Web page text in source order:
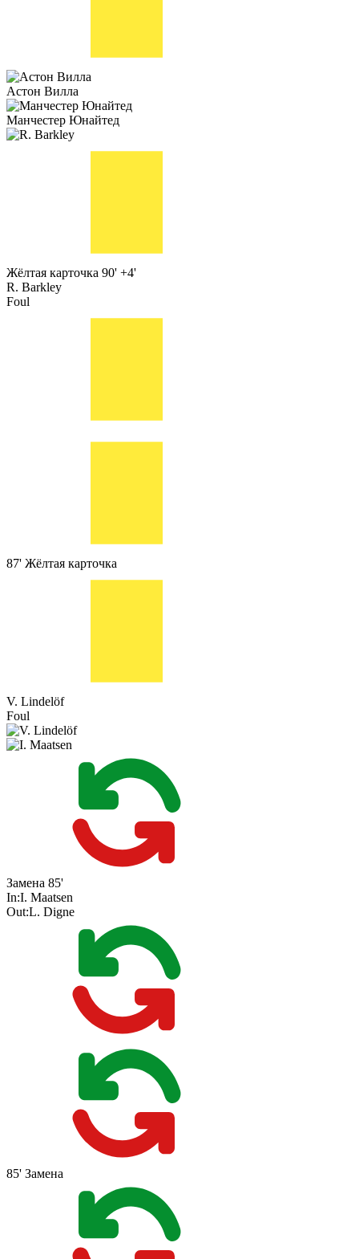
Астон Вилла
Манчестер Юнайтед
Жёлтая карточка 90' +4'
R. Barkley
Foul
87' Жёлтая карточка
V. Lindelöf
Foul
Замена 85'
In:I. Maatsen
Out:L. Digne
85' Замена